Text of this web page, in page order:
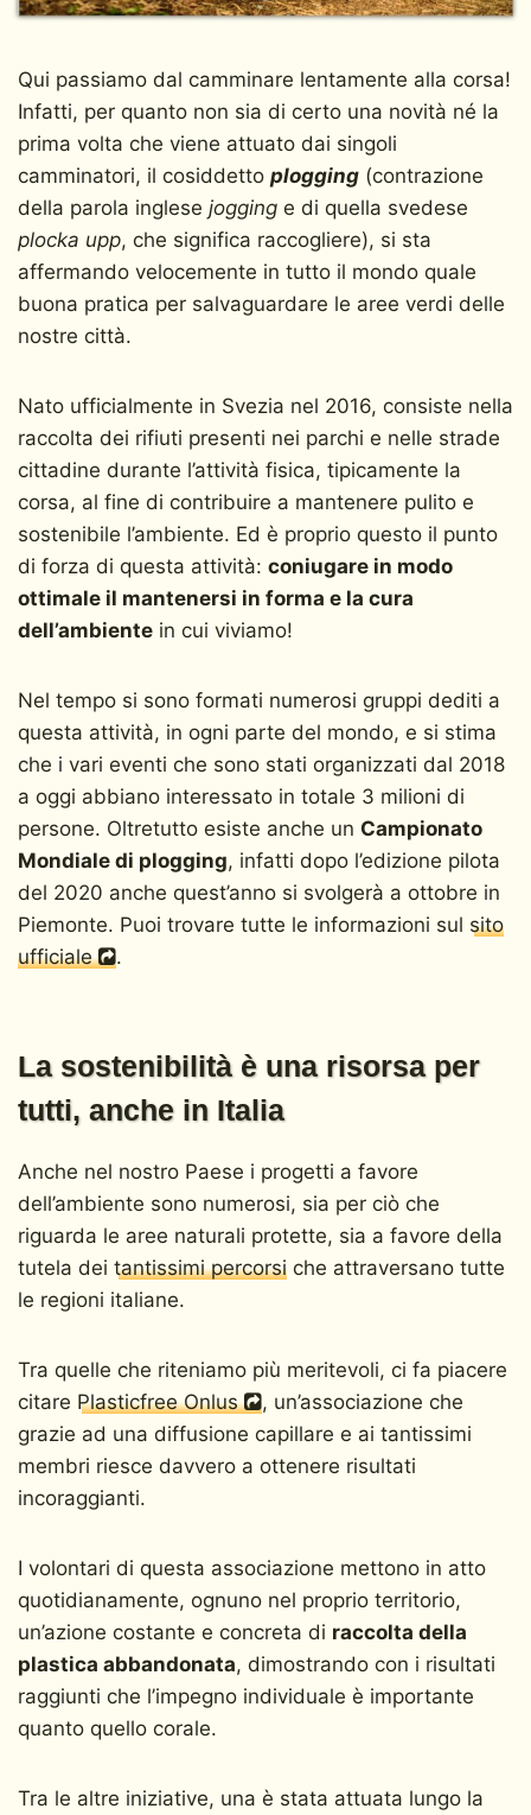
Qui passiamo dal camminare lentamente alla corsa!
Infatti, per quanto non sia di certo una novità né la
prima volta che viene attuato dai singoli
camminatori, il cosiddetto plogging(contrazione
della parola inglese jogginge di quella svedese
plocka upp, che significa raccogliere), si sta
affermando velocemente in tutto il mondo quale
buona pratica per salvaguardare le aree verdi delle
nostre città.
Nato ufficialmente in Svezia nel 2016, consiste nella
raccolta dei rifiuti presenti nei parchi e nelle strade
cittadine durante l’attività fisica, tipicamente la
corsa, al fine di contribuire a mantenere pulito e
sostenibile l’ambiente. Ed è proprio questo il punto
di forza di questa attività: coniugare in modo
ottimale il mantenersi in forma e la cura
dell’ambientein cui viviamo!
Nel tempo si sono formati numerosi gruppi dediti a
questa attività, in ogni parte del mondo, e si stima
che i vari eventi che sono stati organizzati dal 2018
a oggi abbiano interessato in totale 3 milioni di
persone. Oltretutto esiste anche un Campionato
Mondiale di plogging, infatti dopo l’edizione pilota
del 2020 anche quest’anno si svolgerà a ottobre in
Piemonte. Puoi trovare tutte le informazioni sul sito
ufficiale
.
La sostenibilità è una risorsa per
tutti, anche in Italia
Anche nel nostro Paese i progetti a favore
dell’ambiente sono numerosi, sia per ciò che
riguarda le aree naturali protette, sia a favore della
tutela dei tantissimi percorsiche attraversano tutte
le regioni italiane.
Tra quelle che riteniamo più meritevoli, ci fa piacere
citare Plasticfree Onlus
, un’associazione che
grazie ad una diffusione capillare e ai tantissimi
membri riesce davvero a ottenere risultati
incoraggianti.
I volontari di questa associazione mettono in atto
quotidianamente, ognuno nel proprio territorio,
un’azione costante e concreta di raccolta della
plastica abbandonata, dimostrando con i risultati
raggiunti che l’impegno individuale è importante
quanto quello corale.
Tra le altre iniziative, una è stata attuata lungo la